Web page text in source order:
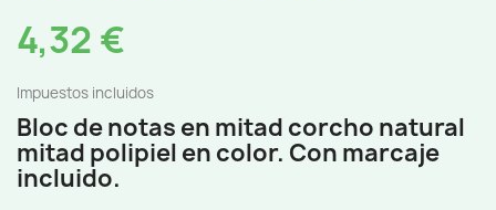
4,32 €
Impuestos incluidos
Bloc de notas en mitad corcho natural
mitad polipiel en color. Con marcaje
incluido.